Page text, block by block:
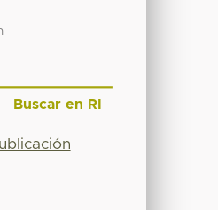
Buscar en RI